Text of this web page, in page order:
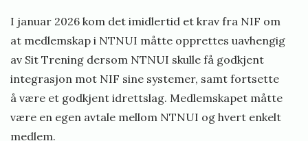
I januar 2026 kom det imidlertid et krav fra NIF om
at medlemskap i NTNUI måtte opprettes uavhengig
av Sit Trening dersom NTNUI skulle få godkjent
integrasjon mot NIF sine systemer, samt fortsette
å være et godkjent idrettslag. Medlemskapet måtte
være en egen avtale mellom NTNUI og hvert enkelt
medlem.